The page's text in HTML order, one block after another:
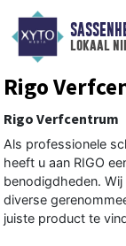
lokaal
Rigo
Rigo Verfcentrum
Als professionele
heeft u aan RIGO
benodigdheden.
diverse
juiste product te